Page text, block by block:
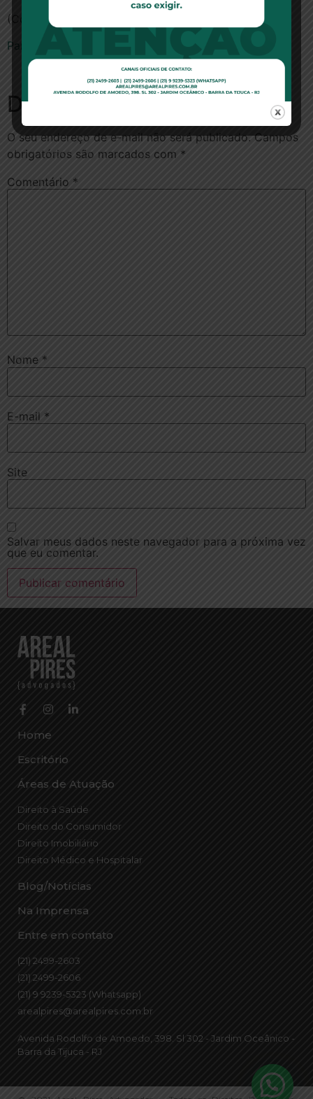
(Com Agência Estado)
Para ler esta notícia no site da veja, clique aqui.
Deixe um comentário
O seu endereço de e-mail não será publicado. Campos
obrigatórios são marcados com *
Comentário *
Nome *
E-mail *
Site
Salvar meus dados neste navegador para a próxima vez
que eu comentar.
Home
Escritório
Áreas de Atuação
Direito à Saúde
Direito do Consumidor
Direito Imobiliário
Direito Médico e Hospitalar
Blog/Notícias
Na Imprensa
Entre em contato
(21) 2499-2603
(21) 2499-2606
(21) 9 9239-5323 (Whatsapp)
arealpires@arealpires.com.br
Avenida Rodolfo de Amoedo, 398. Sl 302 - Jardim Oceânico -
Barra da Tijuca - RJ